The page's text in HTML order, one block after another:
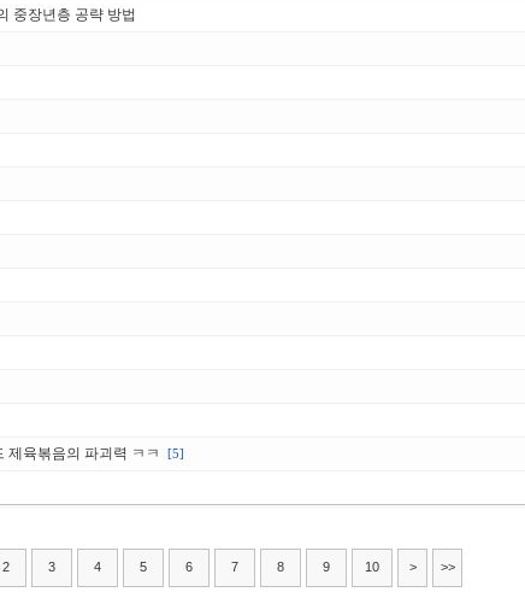
중장년층 공략 방법
제육볶음의 파괴력 ㅋㅋ [5]
2 3 4 5 6 7 8 9 10 > >>